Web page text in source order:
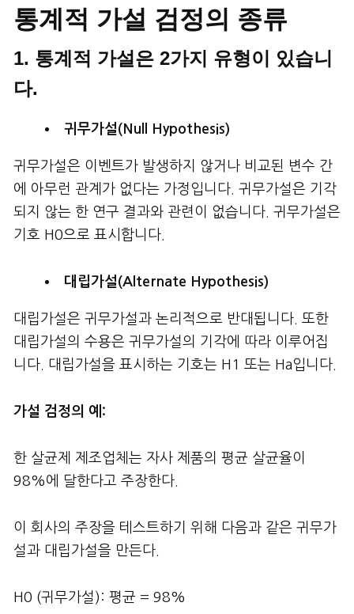
통계적 가설 검정의 종류
1. 통계적 가설은 2가지 유형이 있습니
다.
귀무가설(Null Hypothesis)
귀무가설은 이벤트가 발생하지 않거나 비교된 변수 간
에 아무런 관계가 없다는 가정입니다. 귀무가설은 기각
되지 않는 한 연구 결과와 관련이 없습니다. 귀무가설은
기호 H0으로 표시합니다.
대립가설(Alternate Hypothesis)
대립가설은 귀무가설과 논리적으로 반대됩니다. 또한
대립가설의 수용은 귀무가설의 기각에 따라 이루어집
니다. 대립가설을 표시하는 기호는 H1 또는 Ha입니다.
가설 검정의 예:
한 살균제 제조업체는 자사 제품의 평균 살균율이
98%에 달한다고 주장한다.
이 회사의 주장을 테스트하기 위해 다음과 같은 귀무가
설과 대립가설을 만든다.
H0 (귀무가설): 평균 = 98%